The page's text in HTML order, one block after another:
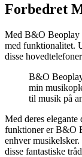
Forbedret
Med B&O Beoplay
med funktionalitet.
disse
B&O
min
til musik på
Med deres
funktioner er B&O
enhver
disse fantastiske